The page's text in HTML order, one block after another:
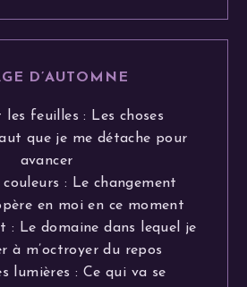
D’AUTOMNE
les feuilles : Les choses
que je me détache pour
avancer
: Le changement
en moi en ce moment
: Le domaine dans lequel je
à m’octroyer du repos
lumières : Ce qui va se